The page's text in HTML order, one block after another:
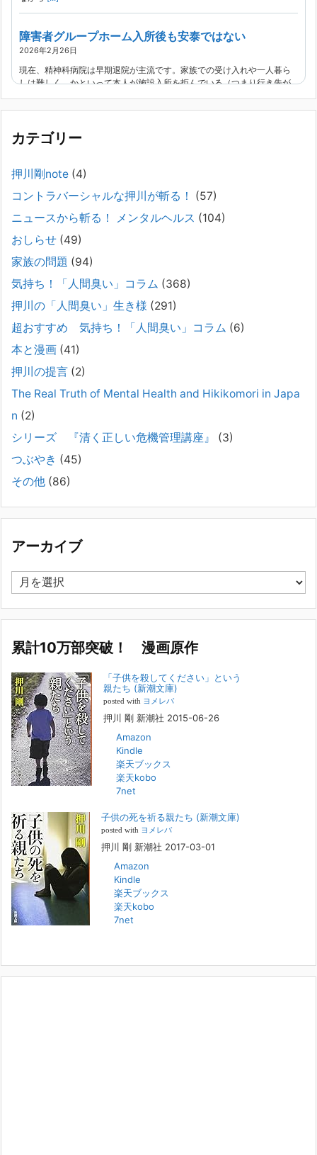
障害者グループホーム入所後も安泰ではない
2026年2月26日
現在、精神科病院は早期退院が主流です。家族での受け入れや一人暮ら
しは難しく、かといって本人が施設入所を拒んでいる（つまり行き先が
困ってし[...]
精神科から「退院できます」と言われた家族へ──退院
2026年2月21日
通常価格 2,980円 → 今だけ 1,480円（50％OFF）こちらのnoteは、
（株）トキワ精神保健事務所（所長：押川剛）が支援の現場で行なって
きた実務対応を、家族向けに整理しています。 続きをみ
#042 精神疾患の子どもと健全なコミュニケーション
がとれない（母娘編）。
2025年8月17日
弊社は、病識のない重篤な精神疾患を抱えるご家族からのご相談を受
け、長年にわたり精神科医療へのアクセスの仕方や問題解決に取り組ん
い場合、家 [...]
#041 将来を案じる「きょうだい」必見②きょうだ
で困っている方へ
2025年8月11日
長年問題解決に至らない家族のパターンのうち、弊社の相談で多い事例
景・特徴続きをみる
集英社オンラインのインタビューを受けました。「漫
画といえば集英社！」というく…
2023年3月1日
集英社オンラインのインタビューを受けました。「漫画といえば集英
社！」というくらいの大御所が、「子供を殺してくださいという親た
ち」に興味を持ってくれたことは、漫画としても私個人としても大変な
名誉です。h[...]
若年層の子供の問題
『「子供を殺してください」という親たち』では、先月まで、10代の対
象者をテーマにした回、「ケース19 奴隷化する親たち」をお送りして
いました。こちらは、最終話をコミックバンチWebで読むことができま
す[...]
FBS福岡放送『目撃者f』出演情報
2022年2月27日
本日（日曜）深夜1時25分～FBS福岡放送『目撃者f』で、（株）トキワ
されます。「俺がつなげてやる～コワモテ“説得屋”の生き様～」続きを
[...]
人と“直接”向き合うことの価値
2022年1月14日
2022年になりました。すでに言い尽くされていることではありますが、
コロナ禍は、日々の生活や生き方そのものを考える機会となりました。
「人に会う」こと一つをとっても、実はさして必要のなかった付き合い
カテゴリー
押川剛note (4)
コントラバーシャルな押川が斬る！
(57)
ニュースから斬る！ メンタルヘルス (104)
おしらせ (49)
家族の問題 (94)
気持ち！「人間臭い」コラム (368)
押川の「人間臭い」生き様 (291)
超おすすめ 気持ち！「人間臭い」コラム (6)
本と漫画 (41)
押川の提言 (2)
The Real Truth of Mental Health and Hikikomori in Japa
n (2)
シリーズ 『清く正しい危機管理講座』
(3)
つぶやき (45)
その他 (86)
アーカイブ
ー
カ
ブ
累計10万部突破！ 漫画原作
「子供を殺してください」という
親たち (新潮文庫)
posted with ヨメレバ
押川 剛 新潮社 2015-06-26
Amazon
Kindle
楽天ブックス
楽天kobo
7net
子供の死を祈る親たち (新潮文庫)
posted with ヨメレバ
押川 剛 新潮社 2017-03-01
Amazon
Kindle
楽天ブックス
楽天kobo
7net